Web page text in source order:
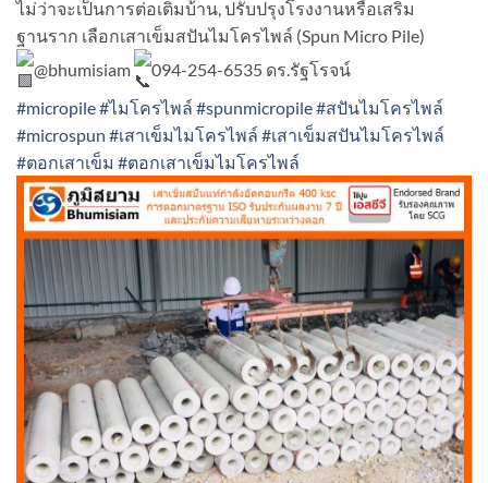
ไม่ว่าจะเป็นการต่อเติมบ้าน, ปรับปรุงโรงงานหรือเสริม
ฐานราก เลือกเสาเข็มสปันไมโครไพล์ (Spun Micro Pile)
@bhumisiam
094-254-6535 ดร.รัฐโรจน์
#micropile#ไมโครไพล์ #spunmicropile#สปันไมโครไพล์
#microspun #เสาเข็มไมโครไพล์ #เสาเข็มสปันไมโครไพล์
#ตอกเสาเข็ม #ตอกเสาเข็มไมโครไพล์